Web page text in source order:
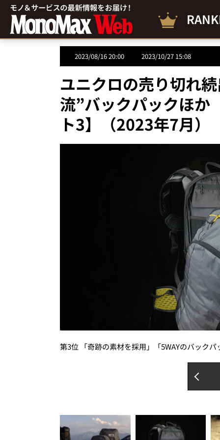
2023/08/16 20:00 2023/10/27 15:08
ユニクロの売り切れ
流”バックパックほか
ト3】（2023年7月）
第3位 「奇跡の素材を採用」「5WAYのバック